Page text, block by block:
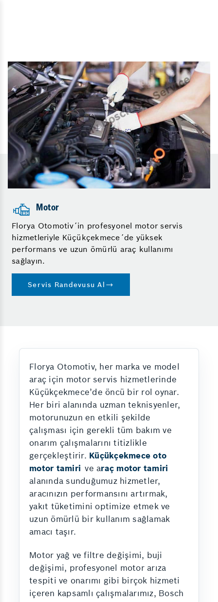
Motor
Florya Otomotiv´in profesyonel motor servis
hizmetleriyle Küçükçekmece´de yüksek
performans ve uzun ömürlü araç kullanımı
sağlayın.
Servis Randevusu Al
Florya Otomotiv, her marka ve model
araç için motor servis hizmetlerinde
Küçükçekmece’de öncü bir rol oynar.
Her biri alanında uzman teknisyenler,
motorunuzun en etkili şekilde
çalışması için gerekli tüm bakım ve
onarım çalışmalarını titizlikle
gerçekleştirir. Küçükçekmece oto
motor tamiri ve araç motor tamiri
alanında sunduğumuz hizmetler,
aracınızın performansını artırmak,
yakıt tüketimini optimize etmek ve
uzun ömürlü bir kullanım sağlamak
amacı taşır.
Motor yağ ve filtre değişimi, buji
değişimi, profesyonel motor arıza
tespiti ve onarımı gibi birçok hizmeti
içeren kapsamlı çalışmalarımız, Bosch